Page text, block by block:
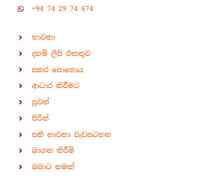
+94 74 29 74 674
භාවනා
දහම් ලිපි එකතුව
සතර පොහොය
ආධාර කිරීමට
පුවත්
පිරිත්
සති භාවනා වැඩසටහන
බාගත කිරීම්
බබාට නමක්